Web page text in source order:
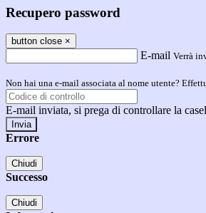
Recupero password
button close ×
E-mail Verrà
Non hai una e-mail associata al nome utente?
E-mail inviata, si prega di controllare la
Errore
Chiudi
Successo
Chiudi